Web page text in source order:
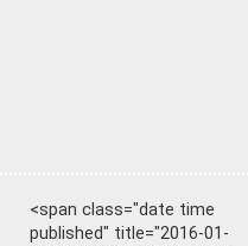
<span class="date time
published" title="2016-01-